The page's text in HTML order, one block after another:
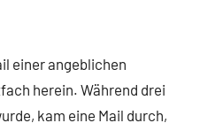
einer angeblichen
herein. Während drei
kam eine Mail durch,